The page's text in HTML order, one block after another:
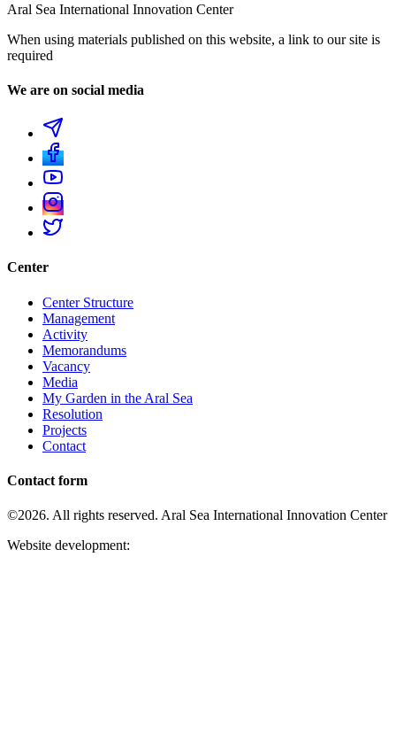
Aral Sea International Innovation Center
When using materials published on this website, a link to our site is
required
We are on social media
Center
Center Structure
Management
Activity
Memorandums
Vacancy
Media
My Garden in the Aral Sea
Resolution
Projects
Contact
Contact form
©2026. All rights reserved. Aral Sea International Innovation Center
Website development: